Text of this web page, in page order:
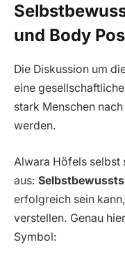
und Body
Die Diskussion um
eine
stark Menschen
werden.
Alwara Höfels selbst
aus:
erfolgreich sein
verstellen. Genau
Symbol: